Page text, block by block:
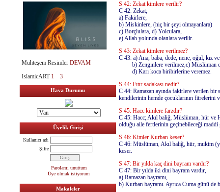
Muhteşem Resimler DEVAM
IslamicART 1 3
Hava Durumu
Üyelik Girişi
Kullanıcı adı
Şifre
Parolamı unuttum
Üye olmak istiyorum
Makaleler
S 42: Zekat kimlere verilir?
C 42: Zekat;
a) Fakirlere,
b) Miskinlere, (hiç bir şeyi olmayanlara)
c) Borçlulara, d) Yolculara,
e) Allah yolunda olanlara verilir.
S 43: Zekat kimlere verilmez?
C 43: a) Ana, baba, dede, nene, oğul, kız
b) Zenginlere verilmez,c) Müslüman
d) Karı koca biribirlerine veremez.
S 44: Fıtır sadakası nedir?
C 44: Ramazan ayında fakirlere verilen bir
kendilerinin hemde çocuklarının fitrelerini
S 45: Hacc kimlere farzdır?
C 45: Hacc; Akıl baliğ, Müslüman, hür ve
olduğu aile fertlerinin geçinebileceği maddi
S 46: Kimler Kurban keser?
C 46: Müslüman, Akıl baliğ, hür, mukim
keser.
S 47: Bir yılda kaç dini bayram vardır?
C 47: Bir yılda iki dini bayram vardır,
a) Ramazan bayramı,
b) Kurban bayramı. Ayrıca Cuma günü